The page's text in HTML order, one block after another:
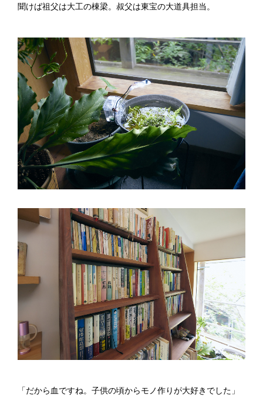
聞けば祖父は大工の棟梁。叔父は東宝の大道具担当。
「だから血ですね。子供の頃からモノ作りが大好きでした」